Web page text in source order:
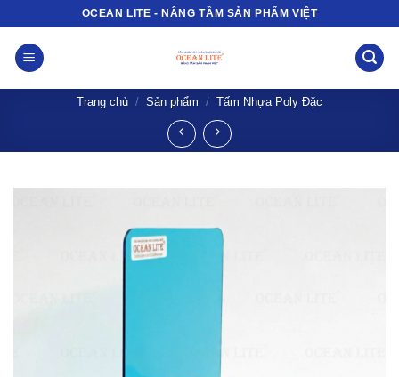
nội
dung
OCEAN LITE - NÂNG TẦM SẢN PHẨM VIỆT
Trang chủ / Sản phẩm / Tấm Nhựa Poly Đặc